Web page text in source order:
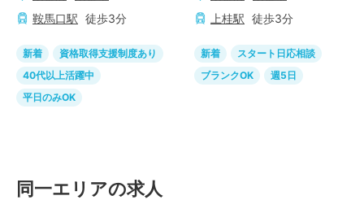
鞍馬口駅 徒歩3分
新着
資格取得支援制度あり
40代以上活躍中
平日のみOK
上桂駅 徒歩3分
新着
スタート日応相談
ブランクOK
週5日
同一エリアの求人